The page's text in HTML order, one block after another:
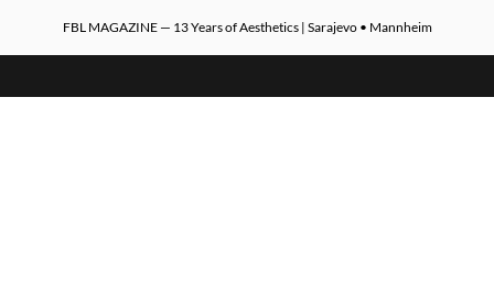
FBL MAGAZINE — 13 Years of Aesthetics | Sarajevo • Mannheim